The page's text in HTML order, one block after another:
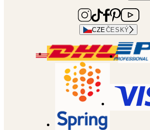
CZE ČESKÝ